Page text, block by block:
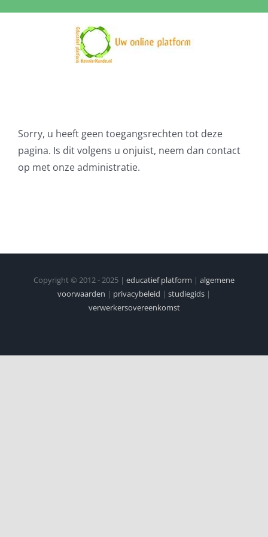
Sorry, u heeft geen toegangsrechten tot deze
pagina. Is dit volgens u onjuist, neem dan contact
op met onze administratie.
Copyright © 2012 - 2025 | educatief platform | algemene
voorwaarden | privacybeleid | studiegids |
verwerkersovereenkomst